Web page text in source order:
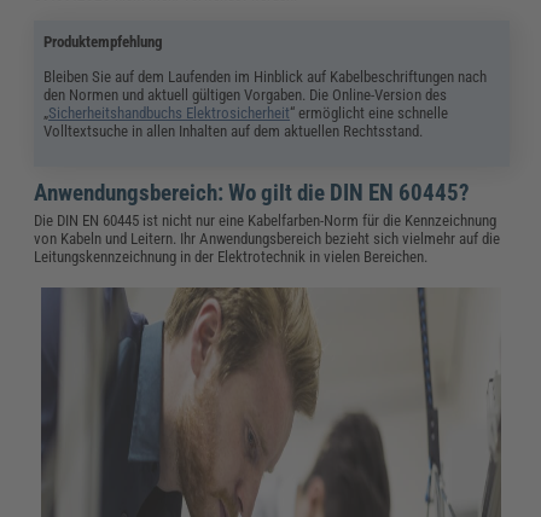
Produktempfehlung
Bleiben Sie auf dem Laufenden im Hinblick auf Kabelbeschriftungen nach
den Normen und aktuell gültigen Vorgaben. Die Online-Version des
„Sicherheitshandbuchs Elektrosicherheit“ ermöglicht eine schnelle
Volltextsuche in allen Inhalten auf dem aktuellen Rechtsstand.
Anwendungsbereich: Wo gilt die DIN EN 60445?
Die DIN EN 60445 ist nicht nur eine Kabelfarben-Norm für die Kennzeichnung
von Kabeln und Leitern. Ihr Anwendungsbereich bezieht sich vielmehr auf die
Leitungskennzeichnung in der Elektrotechnik in vielen Bereichen.